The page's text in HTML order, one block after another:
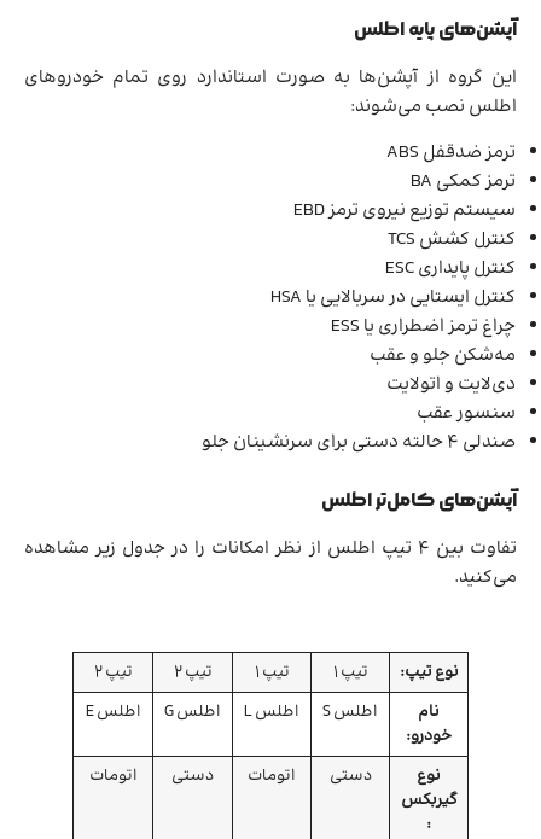
آپشن‌های پایه اطلس
این گروه از آپشن‌ها به صورت استاندارد روی تمام خودروهای
اطلس نصب می‌شوند:
ترمز ضدقفل ABS
ترمز کمکی BA
سیستم توزیع نیروی ترمز EBD
کنترل کشش TCS
کنترل پایداری ESC
کنترل ایستایی در سربالایی یا HSA
چراغ ترمز اضطراری یا ESS
مه‌شکن جلو و عقب
دی‌لایت و اتولایت
سنسور عقب
صندلی 4 حالته دستی برای سرنشینان جلو
آپشن‌های کامل‌تر اطلس
تفاوت بین 4 تیپ اطلس از نظر امکانات را در جدول زیر مشاهده
می‌کنید.
نوع تیپ: تیپ 1 تیپ 1 تیپ 2
تیپ 2
نام
خودرو:
اطلس S اطلس L اطلس G اطلس E
نوع
گیربکس
:
دستی اتومات دستی اتومات